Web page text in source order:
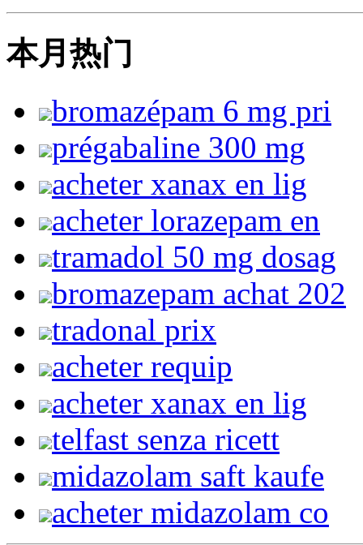
本月热门
bromazépam 6 mg pri
prégabaline 300 mg
acheter xanax en lig
acheter lorazepam en
tramadol 50 mg dosag
bromazepam achat 202
tradonal prix
acheter requip
acheter xanax en lig
telfast senza ricett
midazolam saft kaufe
acheter midazolam co